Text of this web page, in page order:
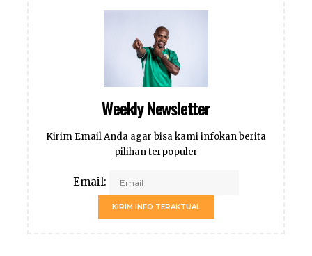
Weekly Newsletter
Kirim Email Anda agar bisa kami infokan berita
pilihan terpopuler
Email:
KIRIM INFO TERAKTUAL